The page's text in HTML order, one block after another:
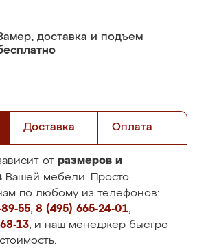
доставка и подъем
Доставка Оплата
от размеров и
Вашей мебели. Просто
по любому из телефонов:
55, 8 (495) 665-24-01,
13, и наш менеджер быстро